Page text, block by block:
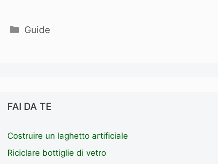
Categorie
Guide
FAI DA TE
Costruire un laghetto artificiale
Riciclare bottiglie di vetro